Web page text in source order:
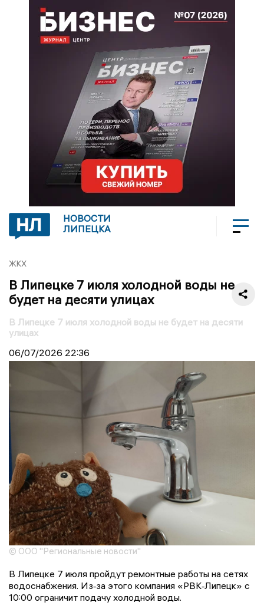
НОВОСТИ
ЛИПЕЦКА
ЖКХ
В Липецке 7 июля холодной воды не
будет на десяти улицах
В Липецке 7 июля холодной воды не будет на десяти
улицах
06/07/2026 22:36
© ООО "Региональные новости"
В Липецке 7 июля пройдут ремонтные работы на сетях
водоснабжения. Из‑за этого компания «РВК‑Липецк» с
10:00 ограничит подачу холодной воды.